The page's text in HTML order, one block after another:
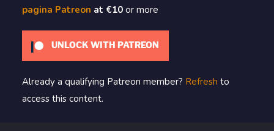
pagina Patreon at €10 or more
UNLOCK WITH PATREON
Already a qualifying Patreon member? Refresh to
access this content.